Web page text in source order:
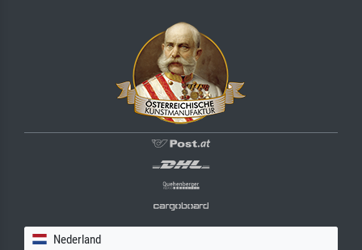
Nederland